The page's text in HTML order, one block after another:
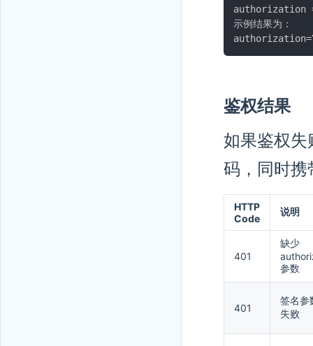
authorization
示例结果为：
鉴权结果
如果鉴权
码，同时携
HTTP
Code
说明
401
缺少
参数
401
签名参
失败